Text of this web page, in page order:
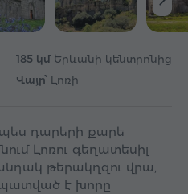
185 կմԵրևանի կենտրոնից
Վայր՝ Լոռի
դարերի քարե
Լոռու գեղատեսիլ
թերակղզու վրա,
է խորը